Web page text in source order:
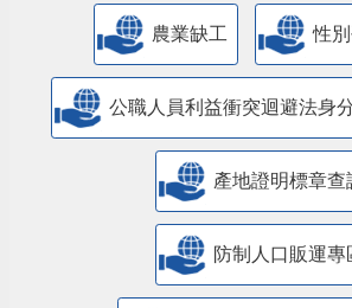
農業缺工 性
公職人員利益衝突迴避法身
產地證明標章查
防制人口販運專